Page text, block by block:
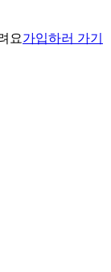
요가입하러 가기